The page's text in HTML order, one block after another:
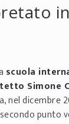
scuola
Simone
nel dicembre
punto